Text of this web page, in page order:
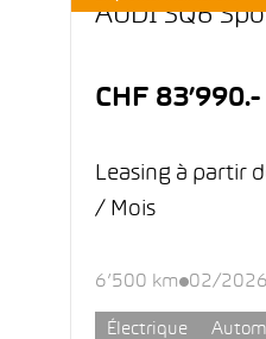
AUDI SQ6
CHF 83’990.-
Leasing à partir
/ Mois
6’500 km 02/2026
Électrique